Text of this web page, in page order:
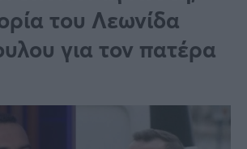
του Λεωνίδα
για τον πατέρα